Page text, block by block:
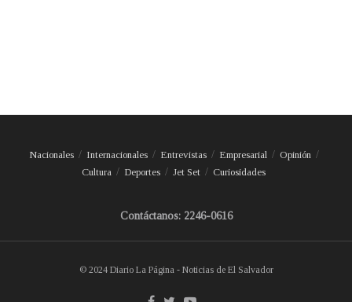
Nacionales Internacionales Entrevistas Empresarial
Opinión
Cultura
Deportes Jet Set Curiosidades
Contáctanos: 2246-0616
© 2024 Diario La Página - Noticias de El Salvador